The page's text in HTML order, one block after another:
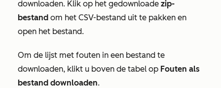
downloaden. Klik op het gedownloade zip-
bestand om het CSV-bestand uit te pakken en
open het bestand.
Om de lijst met fouten in een bestand te
downloaden, klikt u boven de tabel op Fouten als
bestand downloaden.